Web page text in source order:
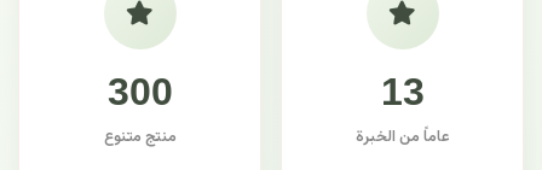
13
عاماً من الخبرة
300
منتج متنوع